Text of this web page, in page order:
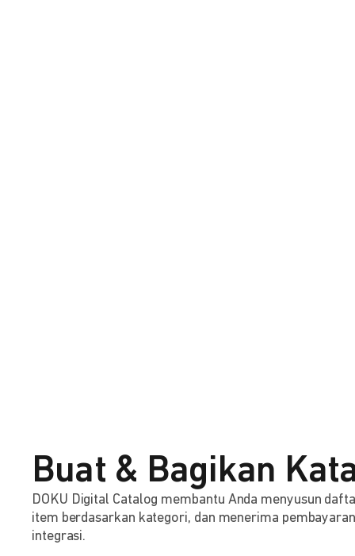
Buat & Bagikan
DOKU Digital Catalog membantu Anda menyusun
item berdasarkan kategori, dan menerima
integrasi.